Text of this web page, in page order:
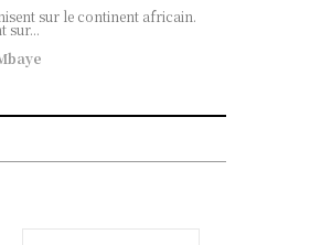
sur le continent africain.
sur...